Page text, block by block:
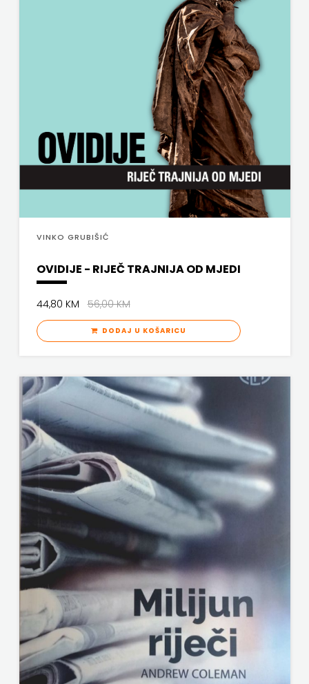
VINKO GRUBIŠIĆ
OVIDIJE - RIJEČ TRAJNIJA OD MJEDI
44,80 KM56,00 KM
DODAJ U KOŠARICU